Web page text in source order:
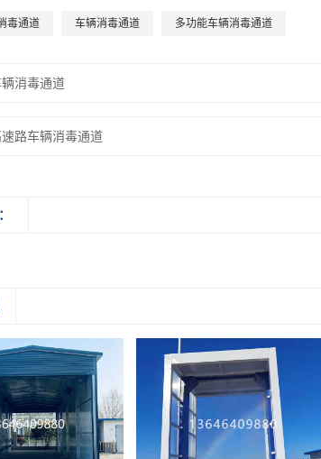
毒通道 车辆消毒通道 多功能车辆消毒通道
消毒通道
路车辆消毒通道